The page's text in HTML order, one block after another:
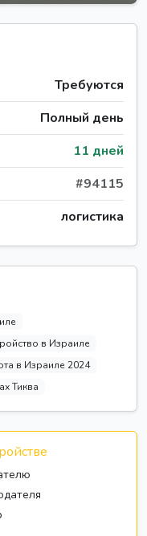
Требуются
Полный день
11 дней
#94115
логистика
в Израиле
в Израиле 2024
Тиква